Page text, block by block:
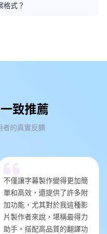
格式？
致推薦
者的真實反饋
不僅讓字幕製作變得更加簡
單和高效，還提供了許多附
加功能，尤其對於我這種影
片製作者來說，堪稱最得力
助手。搭配高品質的翻譯功